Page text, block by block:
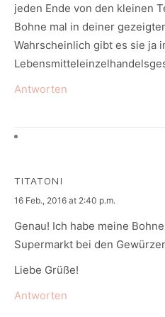
jeden Ende von den kleinen
Bohne mal in deiner
Wahrscheinlich gibt es sie ja
Antworten
TITATONI
says:
16 Feb., 2016 at 2:40 p.m.
Genau! Ich habe meine
Supermarkt bei den
Liebe Grüße!
Antworten